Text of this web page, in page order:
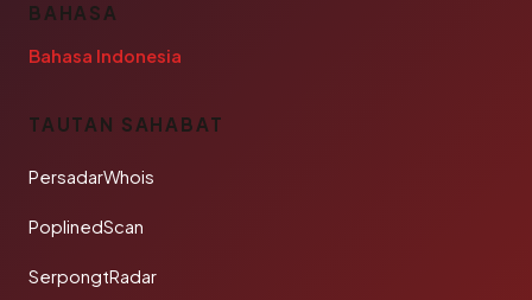
BAHASA
Bahasa Indonesia
TAUTAN SAHABAT
PersadarWhois
PoplinedScan
SerpongtRadar